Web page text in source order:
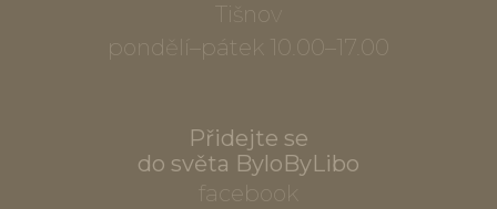
Tišnov
pondělí–pátek 10.00–17.00
Přidejte se
do světa ByloByLibo
facebook